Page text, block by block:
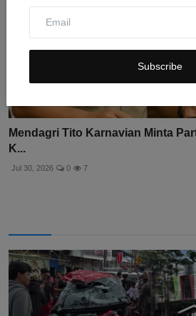
Subscribe
Mendagri Tito Karnavian Minta
K...
Jul 30, 2026 0 7